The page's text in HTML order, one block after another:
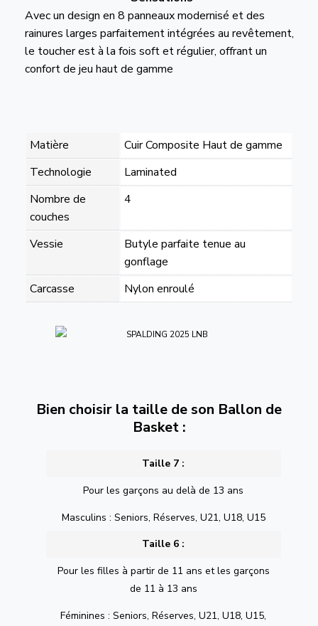
Avec un design en 8 panneaux modernisé et des
rainures larges parfaitement intégrées au revêtement,
le toucher est à la fois soft et régulier, offrant un
confort de jeu haut de gamme
Matière
Cuir Composite Haut de gamme
Technologie
Laminated
Nombre de
couches
4
Vessie
Butyle parfaite tenue au
gonflage
Carcasse
Nylon enroulé
Bien choisir la taille de son Ballon de
Basket :
Taille 7 :
Pour les garçons au delà de 13 ans
Masculins : Seniors, Réserves, U21, U18, U15
Taille 6 :
Pour les filles à partir de 11 ans et les garçons
de 11 à 13 ans
Féminines : Seniors, Réserves, U21, U18, U15,